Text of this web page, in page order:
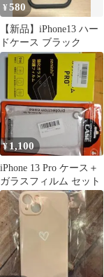
¥580
【新品】iPhone13 ハー
ドケース ブラック
¥ 1,100
iPhone 13 Pro ケース＋
ガラスフィルム セット